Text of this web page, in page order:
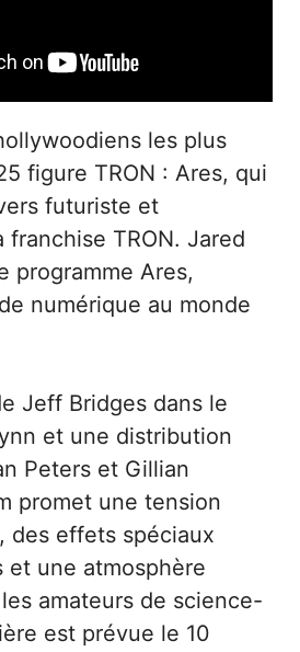
les plus
figure TRON : Ares, qui
futuriste et
franchise TRON. Jared
programme Ares,
numérique au monde
Jeff Bridges dans le
et une distribution
Peters et Gillian
promet une tension
des effets spéciaux
et une atmosphère
amateurs de science-
est prévue le 10